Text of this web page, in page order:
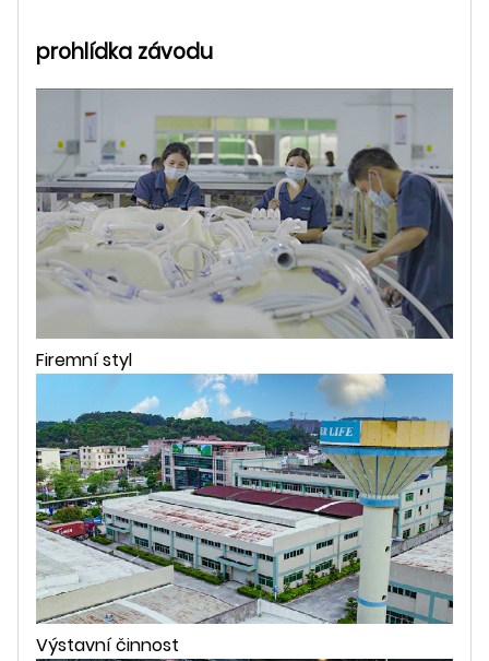
prohlídka závodu
Firemní styl
Výstavní činnost